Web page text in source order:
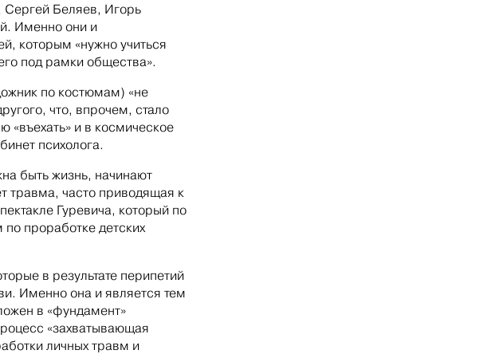
Сергей Беляев, Игорь
Именно они и
которым «нужно учиться
под рамки общества».
по костюмам) «не
что, впрочем, стало
«въехать» и в космическое
психолога.
быть жизнь, начинают
травма, часто приводящая к
Гуревича, который по
проработке детских
в результате перипетий
Именно она и является тем
в «фундамент»
«захватывающая
личных травм и